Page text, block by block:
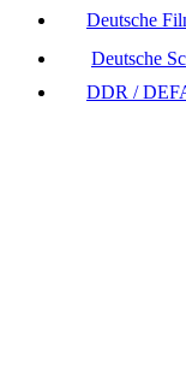
Deutsche
Deutsche
DDR /